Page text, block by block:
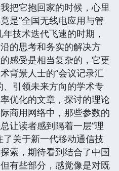
把它抱回家的时候，心里
是“全国无线电应用与管
技术迭代飞速的时期，
的思考和务实的解决方
感受是相当复杂的，它更
背景人士的“会议记录汇
、引领未来方向的学术专
优化的文章，探讨的理论
商用网络中，那些参数的
让读者感到隔着一层“理
关于新一代移动通信技
索，期待看到结合了中国
有些部分，感觉像是对既